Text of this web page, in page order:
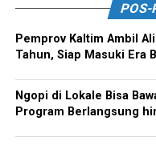
POS-
Pemprov Kaltim Ambil
Tahun, Siap Masuki Era
Ngopi di Lokale Bisa
Program Berlangsung